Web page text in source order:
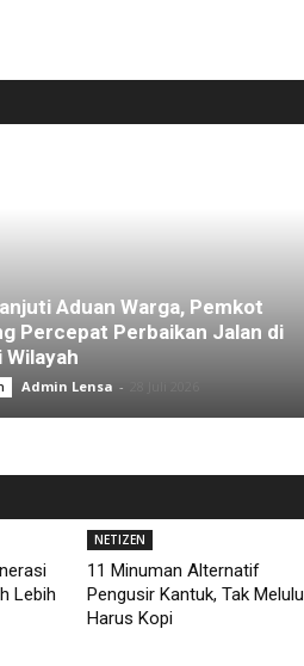
Aduan Warga, Pemkot
Percepat Perbaikan Jalan di
Wilayah
Admin Lensa -
Lebih
NETIZEN
11 Minuman Alternatif
Pengusir Kantuk, Tak Melulu
Harus Kopi